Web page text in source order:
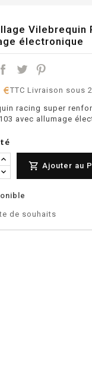
Vilebrequin
électronique
TTC Livraison sous
racing super
avec allumage
 Ajouter au
de souhaits